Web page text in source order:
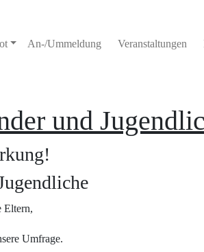
An-/Ummeldung Veranstaltungen
und
Eltern,
Umfrage.